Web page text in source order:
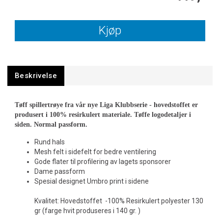
Kjøp
Beskrivelse
Tøff spillertrøye fra vår nye Liga Klubbserie - hovedstoffet er
produsert i 100% resirkulert materiale. Tøffe logodetaljer i
siden. Normal passform.
Rund hals
Mesh felt i sidefelt for bedre ventilering
Gode flater til profilering av lagets sponsorer
Dame passform
Spesial designet Umbro print i sidene
Kvalitet: Hovedstoffet -100% Resirkulert polyester 130
gr (farge hvit produseres i 140 gr. )